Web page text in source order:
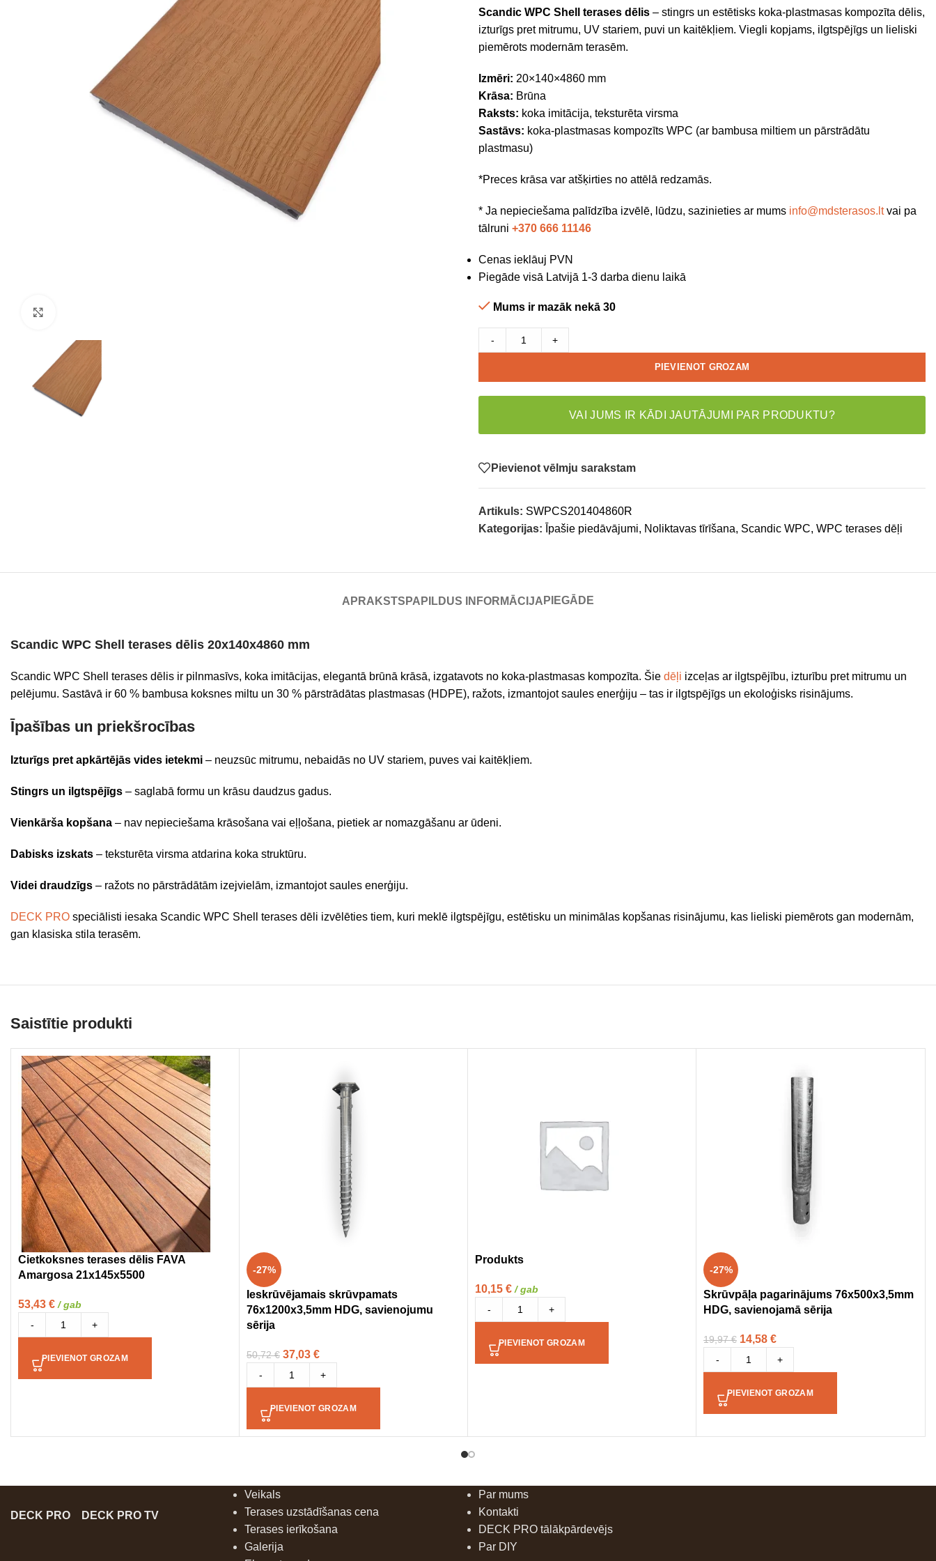
Scandic WPC Shell terases dēlis – stingrs un estētisks koka-plastmasas kompozīta dēlis,
izturīgs pret mitrumu, UV stariem, puvi un kaitēkļiem. Viegli kopjams, ilgtspējīgs un lieliski
piemērots modernām terasēm.
Izmēri: 20×140×4860 mm
Krāsa: Brūna
Raksts: koka imitācija, teksturēta virsma
Sastāvs: koka-plastmasas kompozīts WPC (ar bambusa miltiem un pārstrādātu
plastmasu)
*Preces krāsa var atšķirties no attēlā redzamās.
* Ja nepieciešama palīdzība izvēlē, lūdzu, sazinieties ar mums info@mdsterasos.ltvai pa
tālruni +370 666 11146
Cenas ieklāuj PVN
Piegāde visā Latvijā 1-3 darba dienu laikā
Mums ir mazāk nekā 30
- +
PIEVIENOT GROZAM
VAI JUMS IR KĀDI JAUTĀJUMI PAR PRODUKTU?
Pievienot vēlmju sarakstam
Artikuls: SWPCS201404860R
Kategorijas: Īpašie piedāvājumi, Noliktavas tīrīšana, Scandic WPC, WPC terases dēļi
APRAKSTS PAPILDUS INFORMĀCIJA PIEGĀDE
Scandic WPC Shell terases dēlis 20x140x4860 mm
Scandic WPC Shell terases dēlis ir pilnmasīvs, koka imitācijas, elegantā brūnā krāsā, izgatavots no koka-plastmasas kompozīta. Šie dēļi izceļas ar ilgtspējību, izturību pret mitrumu un
pelējumu. Sastāvā ir 60 % bambusa koksnes miltu un 30 % pārstrādātas plastmasas (HDPE), ražots, izmantojot saules enerģiju – tas ir ilgtspējīgs un ekoloģisks risinājums.
Īpašības un priekšrocības
Izturīgs pret apkārtējās vides ietekmi – neuzsūc mitrumu, nebaidās no UV stariem, puves vai kaitēkļiem.
Stingrs un ilgtspējīgs – saglabā formu un krāsu daudzus gadus.
Vienkārša kopšana – nav nepieciešama krāsošana vai eļļošana, pietiek ar nomazgāšanu ar ūdeni.
Dabisks izskats – teksturēta virsma atdarina koka struktūru.
Videi draudzīgs – ražots no pārstrādātām izejvielām, izmantojot saules enerģiju.
DECK PRO speciālisti iesaka Scandic WPC Shell terases dēli izvēlēties tiem, kuri meklē ilgtspējīgu, estētisku un minimālas kopšanas risinājumu, kas lieliski piemērots gan modernām,
gan klasiska stila terasēm.
Saistītie produkti
Cietkoksnes terases dēlis FAVA
Amargosa 21x145x5500
53,43 € / gab
-
+
PIEVIENOT GROZAM
-27%
Ieskrūvējamais skrūvpamats
76x1200x3,5mm HDG, savienojumu
sērija
50,72€ 37,03 €
- +
PIEVIENOT GROZAM
Produkts
10,15 € / gab
-
+
PIEVIENOT GROZAM
-27%
Skrūvpāļa pagarinājums 76x500x3,5mm
HDG, savienojamā sērija
19,97€ 14,58 €
- +
PIEVIENOT GROZAM
DECK PRO DECK PRO TV
Veikals
Terases uzstādīšanas cena
Terases ierīkošana
Galerija
Par mums
Kontakti
DECK PRO tālākpārdevējs
Par DIY